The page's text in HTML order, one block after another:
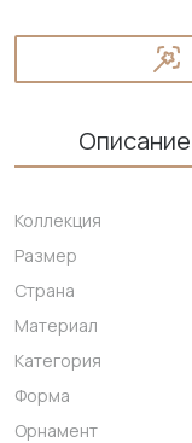
Описание
Коллекция
Размер
Страна
Материал
Категория
Форма
Орнамент